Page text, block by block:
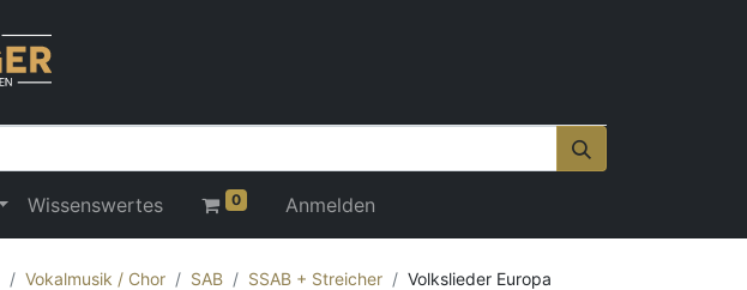
Wissenswertes 0 Anmelden
Vokalmusik / Chor SAB SSAB + Streicher Volkslieder Europa